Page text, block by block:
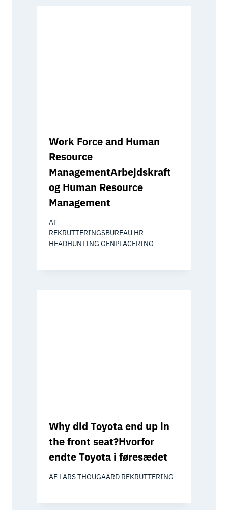
Work Force and Human
Resource
ManagementArbejdskraft
og Human Resource
Management
AF
REKRUTTERINGSBUREAU HR
HEADHUNTING GENPLACERING
Why did Toyota end up in
the front seat?Hvorfor
endte Toyota i føresædet
AF LARS THOUGAARD REKRUTTERING